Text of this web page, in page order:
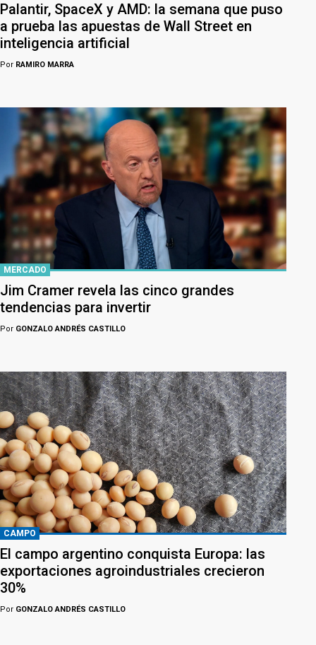
Palantir, SpaceX y AMD: la semana que puso
a prueba las apuestas de Wall Street en
inteligencia artificial
Por RAMIRO MARRA
MERCADO
Jim Cramer revela las cinco grandes
tendencias para invertir
Por GONZALO ANDRÉS CASTILLO
CAMPO
El campo argentino conquista Europa: las
exportaciones agroindustriales crecieron
30%
Por GONZALO ANDRÉS CASTILLO